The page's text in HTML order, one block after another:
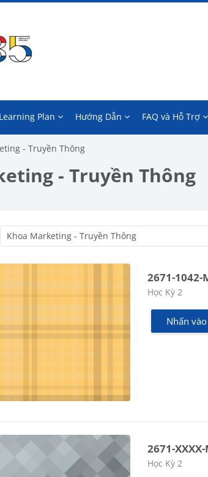
Learning Plan Hướng Dẫn FAQ và Hỗ Trợ
- Truyền Thông
- Truyền Thông
2671-
Các loại khóa
Học Kỳ 2
Nhấn
2671-
Các loại khóa
Học Kỳ 2